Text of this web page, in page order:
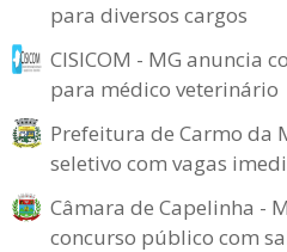
para diversos cargos
CISICOM - MG anuncia
para médico veterinário
Prefeitura de Carmo da
seletivo com vagas
Câmara de Capelinha -
concurso público com